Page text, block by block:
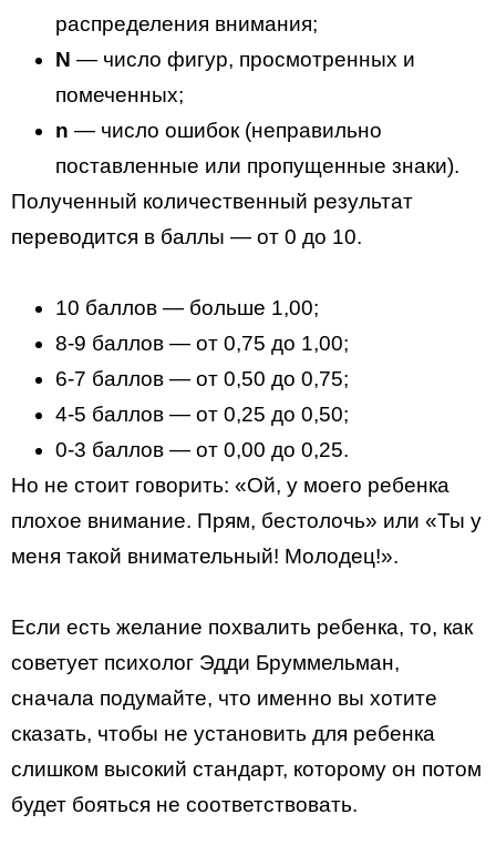
распределения внимания;
N — число фигур, просмотренных и
помеченных;
n — число ошибок (неправильно
поставленные или пропущенные знаки).
Полученный количественный результат
переводится в баллы — от 0 до 10.
10 баллов — больше 1,00;
8-9 баллов — от 0,75 до 1,00;
6-7 баллов — от 0,50 до 0,75;
4-5 баллов — от 0,25 до 0,50;
0-3 баллов — от 0,00 до 0,25.
Но не стоит говорить: «Ой, у моего ребенка
плохое внимание. Прям, бестолочь» или «Ты у
меня такой внимательный! Молодец!».
Если есть желание похвалить ребенка, то, как
советует психолог Эдди Бруммельман,
сначала подумайте, что именно вы хотите
сказать, чтобы не установить для ребенка
слишком высокий стандарт, которому он потом
будет бояться не соответствовать.